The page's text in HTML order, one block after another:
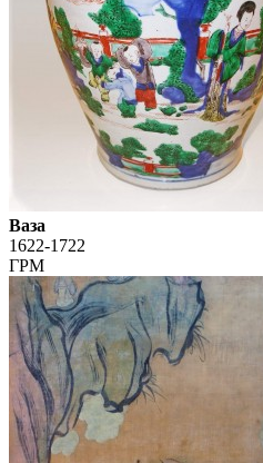
Ваза
1622-1722
ГРМ